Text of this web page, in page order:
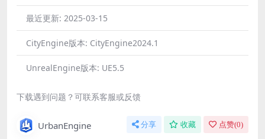
最近更新: 2025-03-15
CityEngine版本: CityEngine2024.1
UnrealEngine版本: UE5.5
下载遇到问题？可联系客服或反馈
UrbanEngine 分享 收藏 点赞(0)